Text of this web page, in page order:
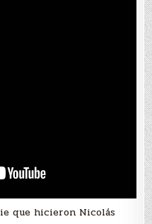
que hicieron Nicolás